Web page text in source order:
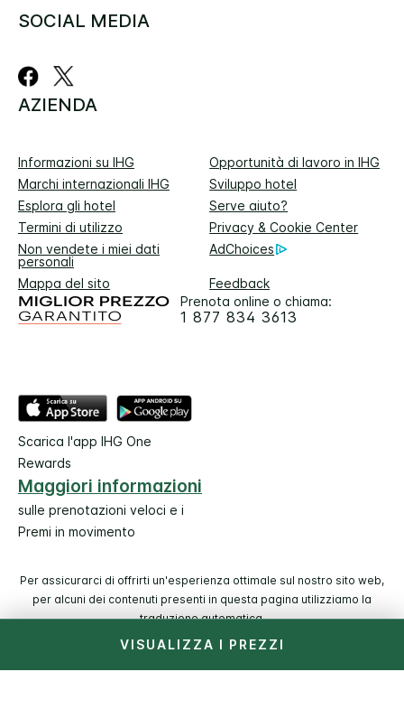
VISUALIZZA I PREZZI
SOCIAL MEDIA
AZIENDA
Informazioni su IHG
Opportunità di lavoro in IHG
Marchi internazionali IHG
Sviluppo hotel
Esplora gli hotel
Serve aiuto?
Termini di utilizzo
Privacy & Cookie Center
Non vendete i miei dati
personali
AdChoices
Mappa del sito
Feedback
Prenota online o chiama:
1 877 834 3613
Scarica l'app IHG One
Rewards
Maggiori informazioni
sulle prenotazioni veloci e i
Premi in movimento
Per assicurarci di offrirti un'esperienza ottimale sul nostro sito web,
per alcuni dei contenuti presenti in questa pagina utilizziamo la
traduzione automatica.
© 2026 IHG. Tutti i diritti riservati. La maggior parte degli